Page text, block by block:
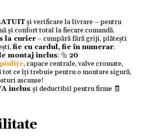
și verificare la livrare – pentru
și confort total la fiecare comandă.
la curier– cumpără fără griji, plătești
fie cu cardul, fie în numerar.
montaj inclus: 🔩 20
, capace centrale, valve cromate,
tot ce îți trebuie pentru o montare sigură,
ascunse!
inclus și deductibil pentru firme 🧾